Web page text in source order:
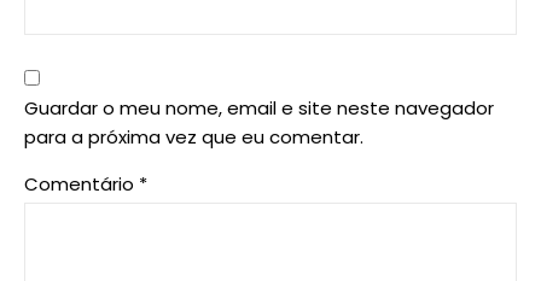
Guardar o meu nome, email e site neste navegador
para a próxima vez que eu comentar.
Comentário *